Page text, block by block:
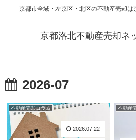
京都市全域・左京区・北区の不動産売却は
京都洛北不動産売却ネ
2026-07
不動産売却コラム
2026.07.22
不動産